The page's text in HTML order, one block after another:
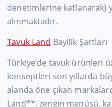
denetimlerine katlanarak)
alınmaktadır.
Tavuk Land Bayilik Şartları
Türkiye’de tavuk ürünleri
konseptleri son yıllarda
alanda öne çıkan
Land**, zengin menüsü,